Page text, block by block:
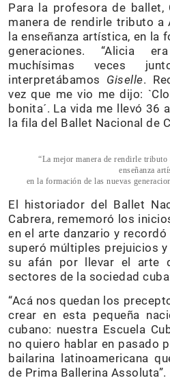
Para la profesora de ballet,
manera de rendirle tributo a
la enseñanza artística, en la
generaciones. “Alicia
muchísimas veces
interpretábamos Giselle.
vez que me vio me dijo:
bonita´. La vida me llevó 36
la fila del Ballet Nacional de
“La mejor manera de rendirle
enseñanza
en la formación de las nuevas
El historiador del Ballet
Cabrera, rememoró los
en el arte danzario y
superó múltiples prejuicios
su afán por llevar el arte
sectores de la sociedad
“Acá nos quedan los
crear en esta pequeña
cubano: nuestra Escuela
no quiero hablar en pasado
bailarina latinoamericana
de Prima Ballerina Assoluta”.